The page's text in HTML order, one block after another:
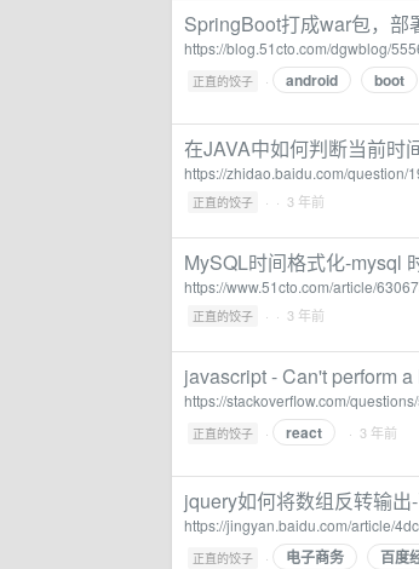
SpringBoot打成war包，部
https://blog.51cto.com/dgwblog/
正直的饺子 · android boot
在JAVA中如何判断当前时
https://zhidao.baidu.com/question/
正直的饺子 · · 3 年前
MySQL时间格式化-mysql
https://www.51cto.com/article/
正直的饺子 · · 3 年前
javascript - Can't perform
https://stackoverflow.com/
正直的饺子 · react · 3 年前
jquery如何将数组反转输出
https://jingyan.baidu.com/article/
正直的饺子 · 电子商务 百度